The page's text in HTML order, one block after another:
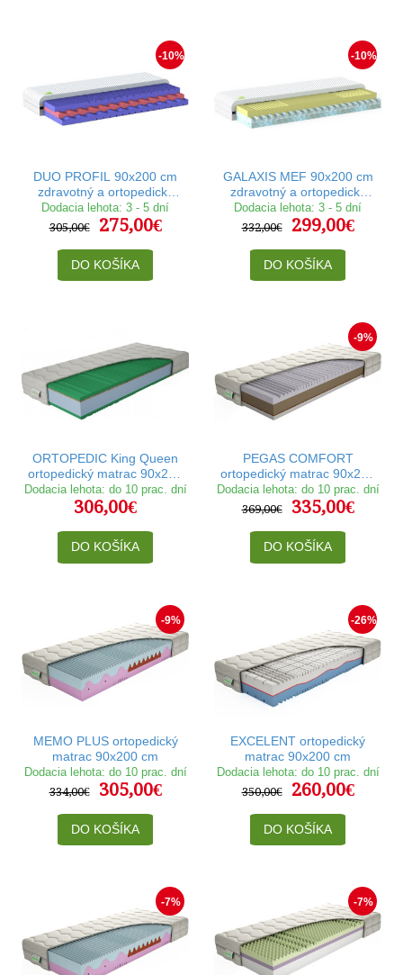
-10%
DUO PROFIL 90x200 cm
zdravotný a ortopedický
matrac
Dodacia lehota: 3 - 5 dní
305,00€
275,00€
DO KOŠÍKA
-10%
GALAXIS MEF 90x200 cm
zdravotný a ortopedický
matrac
Dodacia lehota: 3 - 5 dní
332,00€
299,00€
DO KOŠÍKA
ORTOPEDIC King Queen
ortopedický matrac 90x200
cm
Dodacia lehota: do 10 prac. dní
306,00€
DO KOŠÍKA
-9%
PEGAS COMFORT
ortopedický matrac 90x200
cm
Dodacia lehota: do 10 prac. dní
369,00€
335,00€
DO KOŠÍKA
-9%
MEMO PLUS ortopedický
matrac 90x200 cm
Dodacia lehota: do 10 prac. dní
334,00€
305,00€
DO KOŠÍKA
-26%
EXCELENT ortopedický
matrac 90x200 cm
Dodacia lehota: do 10 prac. dní
350,00€
260,00€
DO KOŠÍKA
-7% -7%